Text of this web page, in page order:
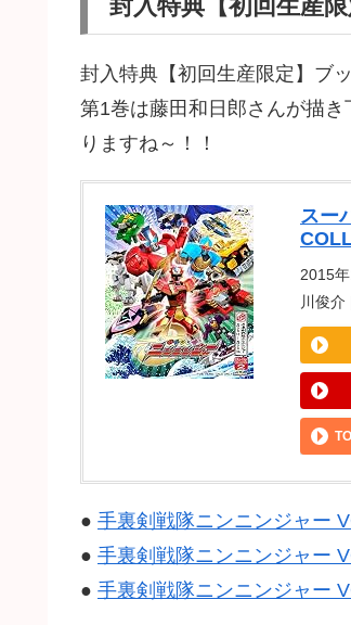
封入特典【初回生産
封入特典【初回生産限定】ブ
第1巻は藤田和日郎さんが描
りますね～！！
スー
2015
川俊
● 手裏剣戦隊ニンニンジャー
● 手裏剣戦隊ニンニンジャー
● 手裏剣戦隊ニンニンジャー